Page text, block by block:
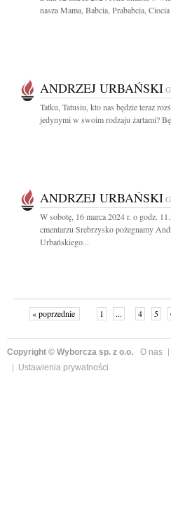
nasza Mama, Babcia, Prababcia,
ANDRZEJ URBAŃSKI
Tatku, Tatusiu, kto nas będzie teraz
jedynymi w swoim rodzaju żartami?
ANDRZEJ URBAŃSKI
W sobotę, 16 marca 2024 r. o godz.
cmentarzu Srebrzysko pożegnamy
Urbańskiego...
« poprzednie 1 ... 4 5
Copyright © Wyborcza sp. z o.o. O nas
Ustawienia prywatności